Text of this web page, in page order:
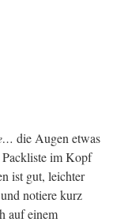
die Augen etwas
im Kopf
ist gut, leichter
notiere kurz
auf einem